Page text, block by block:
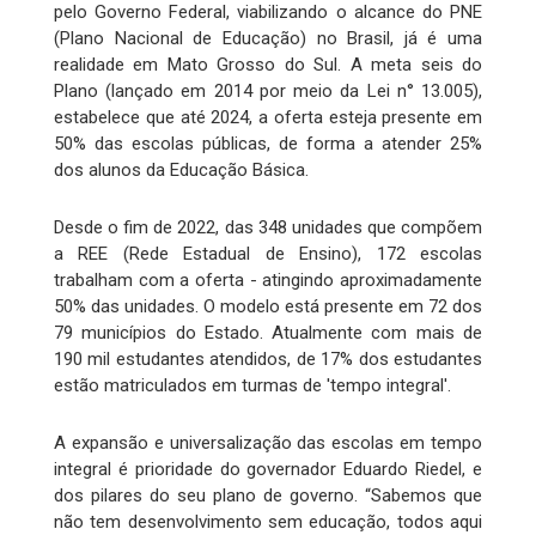
pelo Governo Federal, viabilizando o alcance do PNE
(Plano Nacional de Educação) no Brasil, já é uma
realidade em Mato Grosso do Sul. A meta seis do
Plano (lançado em 2014 por meio da Lei n° 13.005),
estabelece que até 2024, a oferta esteja presente em
50% das escolas públicas, de forma a atender 25%
dos alunos da Educação Básica.
Desde o fim de 2022, das 348 unidades que compõem
a REE (Rede Estadual de Ensino), 172 escolas
trabalham com a oferta - atingindo aproximadamente
50% das unidades. O modelo está presente em 72 dos
79 municípios do Estado. Atualmente com mais de
190 mil estudantes atendidos, de 17% dos estudantes
estão matriculados em turmas de 'tempo integral'.
A expansão e universalização das escolas em tempo
integral é prioridade do governador Eduardo Riedel, e
dos pilares do seu plano de governo. “Sabemos que
não tem desenvolvimento sem educação, todos aqui